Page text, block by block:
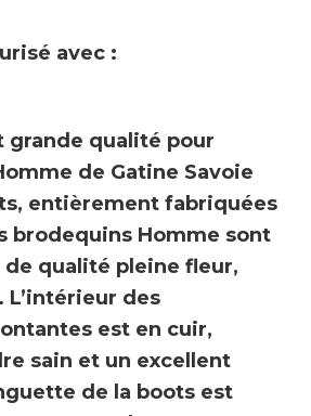
avec :
grande qualité pour
de Gatine Savoie
, entièrement fabriquées
brodequins Homme sont
qualité pleine fleur,
des
est en cuir,
sain et un excellent
de la boots est